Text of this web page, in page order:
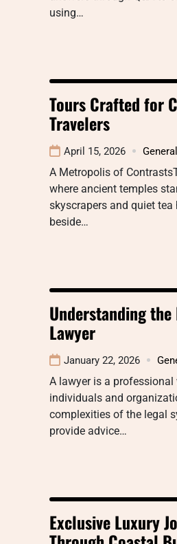
using…
Tours Crafted for
Travelers
April 15, 2026
A Metropolis of
where ancient temples
skyscrapers and quiet tea
beside…
Understanding
Lawyer
January 22, 2026
A lawyer is a professional
individuals and
complexities of the legal
provide advice…
Exclusive Luxury